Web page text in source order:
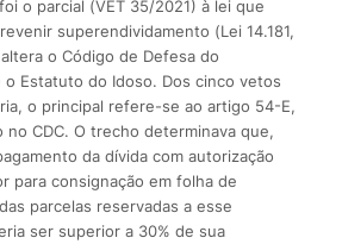
o parcial (VET 35/2021) à lei que
superendividamento (Lei 14.181,
o Código de Defesa do
o Estatuto do Idoso. Dos cinco vetos
o principal refere-se ao artigo 54-E,
CDC. O trecho determinava que,
da dívida com autorização
para consignação em folha de
parcelas reservadas a esse
ser superior a 30% de sua